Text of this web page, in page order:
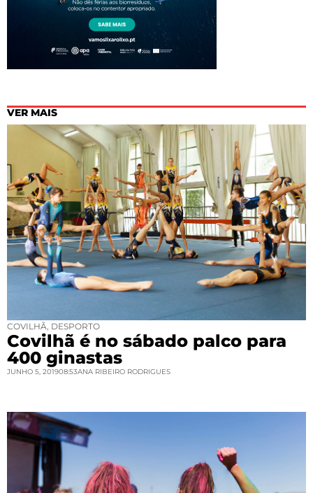
VER MAIS
COVILHÃ DESPORTO
Covilhã é no sábado palco para
400 ginastas
JUNHO 5, 201908:53ANA RIBEIRO RODRIGUES